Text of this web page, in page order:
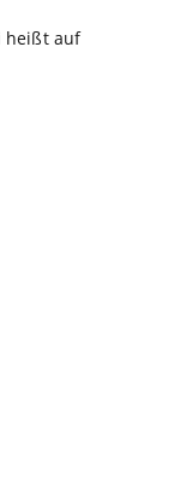
heißt auf